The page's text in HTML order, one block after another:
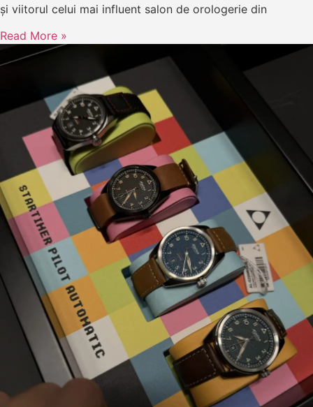
și viitorul celui mai influent salon de orologerie din
Read More »